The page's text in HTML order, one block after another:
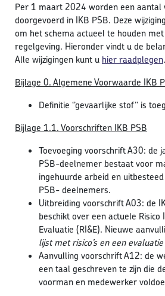
Per 1 maart 2024 worden een aantal
doorgevoerd in IKB PSB. Deze
om het schema actueel te houden
regelgeving. Hieronder vindt u de
Alle wijzigingen kunt u hier raadplegen.
Bijlage 0. Algemene Voorwaarde IKB
Definitie ‘’gevaarlijke stof’’ is
Bijlage 1.1. Voorschriften IKB PSB
Toevoeging voorschrift A30: de
PSB-deelnemer bestaat voor
ingehuurde arbeid en
PSB- deelnemers.
Uitbreiding voorschrift A03: de
beschikt over een actuele
Evaluatie (RI&E). Nieuwe
lijst met risico’s en een evaluatie
Aanvulling voorschrift A12: de
een taal geschreven te zijn die
voorman en medewerker